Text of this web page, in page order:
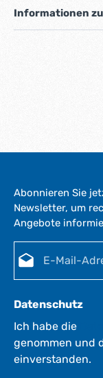
Informationen
Abonnieren Sie
Newsletter, um
Angebote
Datenschutz
Ich habe die
genommen und
einverstanden.